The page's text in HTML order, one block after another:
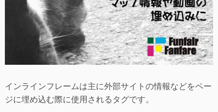
インラインフレームは主に外部サイトの情報などをペー
ジに埋め込む際に使用されるタグです。